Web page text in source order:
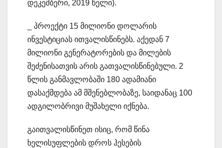
დეკემბერი, 2019 წელი).
_ პროექტი 15 მილიონი დოლარის
ინვესტიციას ითვალისწინებს. აქედან 7
მილიონი გენერატორების და მილების
შეძენისათვის არის გათვალისწინებული. 2
წლის განმავლობაში 180 ადამიანი
დასაქმდება ამ მშენებლობაზე, საიდანაც 100
ადგილობრივი მუშახელი იქნება.
გაითვალისწინეთ ისიც, რომ წინა
ხელისუფლების დროს ჰესების